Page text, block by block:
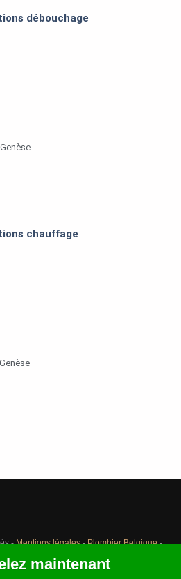
débouchage
chauffage
-Mentions légales-Plombier Belgique-
maintenant